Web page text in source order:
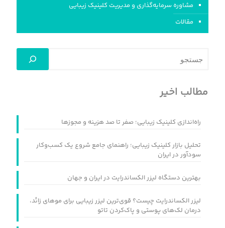
مشاوره سرمایه‌گذاری و مدیریت کلینیک زیبایی
مقالات
مطالب اخیر
راه‌اندازی کلینیک زیبایی؛ صفر تا صد هزینه و مجوزها
تحلیل بازار کلینیک زیبایی؛ راهنمای جامع شروع یک کسب‌وکار
سودآور در ایران
بهترین دستگاه لیزر الکساندرایت در ایران و جهان
لیزر الکساندرایت چیست؟ قوی‌ترین لیزر زیبایی برای موهای زائد،
درمان لک‌های پوستی و پاک‌کردن تاتو